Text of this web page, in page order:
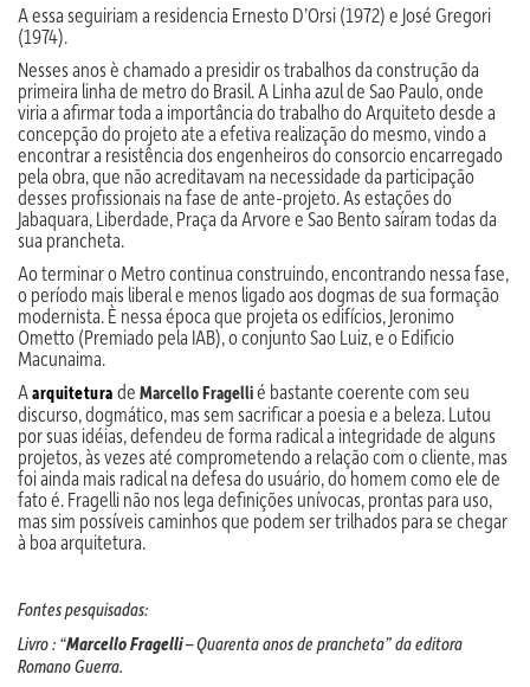
A essa seguiriam a residencia Ernesto D’Orsi (1972) e José Gregori
(1974).
Nesses anos è chamado a presidir os trabalhos da construção da
primeira linha de metro do Brasil. A Linha azul de Sao Paulo, onde
viria a afirmar toda a importância do trabalho do Arquiteto desde a
concepção do projeto ate a efetiva realização do mesmo, vindo a
encontrar a resistência dos engenheiros do consorcio encarregado
pela obra, que não acreditavam na necessidade da participação
desses profissionais na fase de ante-projeto. As estações do
Jabaquara, Liberdade, Praça da Arvore e Sao Bento saíram todas da
sua prancheta.
Ao terminar o Metro continua construindo, encontrando nessa fase,
o período mais liberal e menos ligado aos dogmas de sua formação
modernista. È nessa época que projeta os edifícios, Jeronimo
Ometto (Premiado pela IAB), o conjunto Sao Luiz, e o Edificio
Macunaima.
Aarquitetura de Marcello Fragellié bastante coerente com seu
discurso, dogmático, mas sem sacrificar a poesia e a beleza. Lutou
por suas idéias, defendeu de forma radical a integridade de alguns
projetos, às vezes até comprometendo a relação com o cliente, mas
foi ainda mais radical na defesa do usuário, do homem como ele de
fato é. Fragelli não nos lega definições unívocas, prontas para uso,
mas sim possíveis caminhos que podem ser trilhados para se chegar
à boa arquitetura.
Fontes pesquisadas:
Livro : “Marcello Fragelli– Quarenta anos de prancheta” da editora
Romano Guerra.